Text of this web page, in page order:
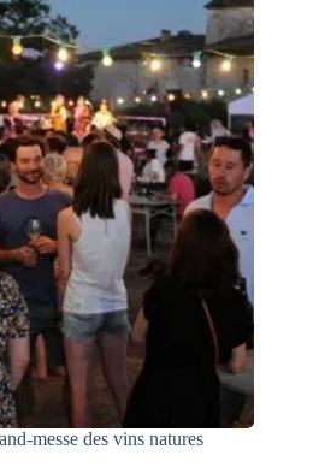
messe des vins natures